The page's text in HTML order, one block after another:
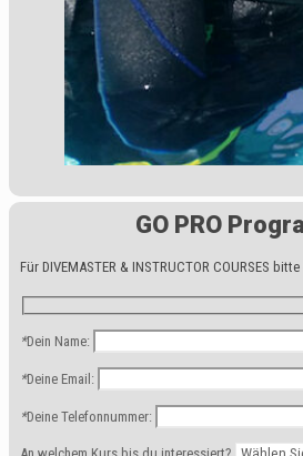
GO PRO
Für DIVEMASTER & INSTRUCTOR COURSES
*Dein Name:
*Deine Email:
*Deine Telefonnummer: